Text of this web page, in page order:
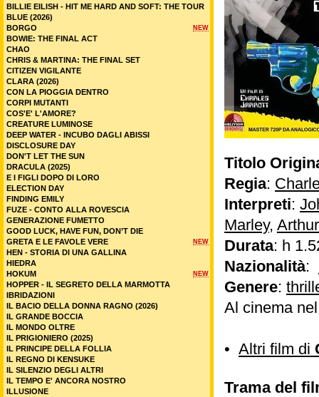
Titolo
Regia:
Interpreti:
Marley,
Durata: h
Nazionalità:
Genere:
Al cinema
• Altri film di
Trama del
BILLIE EILISH - HIT ME HARD AND SOFT: THE TOUR
BLUE (2026)
NEW
BORGO
BOWIE: THE FINAL ACT
CHAO
CHRIS & MARTINA: THE FINAL SET
CITIZEN VIGILANTE
CLARA (2026)
CON LA PIOGGIA DENTRO
CORPI MUTANTI
COS'E' L'AMORE?
CREATURE LUMINOSE
DEEP WATER - INCUBO DAGLI ABISSI
DISCLOSURE DAY
DON'T LET THE SUN
DRACULA (2025)
E I FIGLI DOPO DI LORO
ELECTION DAY
FINDING EMILY
FUZE - CONTO ALLA ROVESCIA
GENERAZIONE FUMETTO
GOOD LUCK, HAVE FUN, DON’T DIE
NEW
GRETA E LE FAVOLE VERE
HEN - STORIA DI UNA GALLINA
HIEDRA
NEW
HOKUM
HOPPER - IL SEGRETO DELLA MARMOTTA
IBRIDAZIONI
IL BACIO DELLA DONNA RAGNO (2026)
IL GRANDE BOCCIA
IL MONDO OLTRE
IL PRIGIONIERO (2025)
IL PRINCIPE DELLA FOLLIA
IL REGNO DI KENSUKE
IL SILENZIO DEGLI ALTRI
IL TEMPO E' ANCORA NOSTRO
ILLUSIONE